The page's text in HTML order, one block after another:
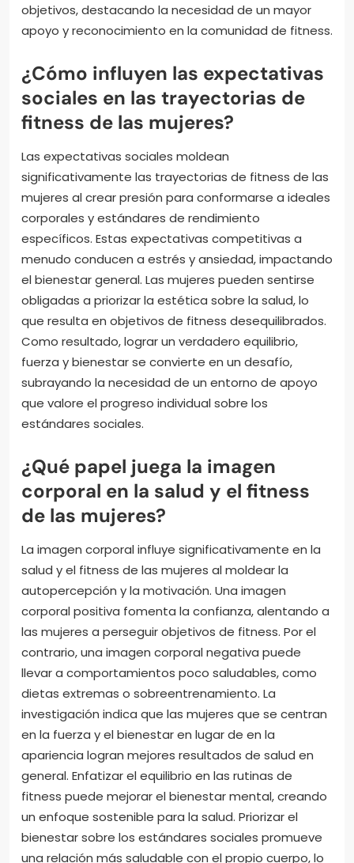
objetivos, destacando la necesidad de un mayor
apoyo y reconocimiento en la comunidad de fitness.
¿Cómo influyen las expectativas
sociales en las trayectorias de
fitness de las mujeres?
Las expectativas sociales moldean
significativamente las trayectorias de fitness de las
mujeres al crear presión para conformarse a ideales
corporales y estándares de rendimiento
específicos. Estas expectativas competitivas a
menudo conducen a estrés y ansiedad, impactando
el bienestar general. Las mujeres pueden sentirse
obligadas a priorizar la estética sobre la salud, lo
que resulta en objetivos de fitness desequilibrados.
Como resultado, lograr un verdadero equilibrio,
fuerza y bienestar se convierte en un desafío,
subrayando la necesidad de un entorno de apoyo
que valore el progreso individual sobre los
estándares sociales.
¿Qué papel juega la imagen
corporal en la salud y el fitness
de las mujeres?
La imagen corporal influye significativamente en la
salud y el fitness de las mujeres al moldear la
autopercepción y la motivación. Una imagen
corporal positiva fomenta la confianza, alentando a
las mujeres a perseguir objetivos de fitness. Por el
contrario, una imagen corporal negativa puede
llevar a comportamientos poco saludables, como
dietas extremas o sobreentrenamiento. La
investigación indica que las mujeres que se centran
en la fuerza y el bienestar en lugar de en la
apariencia logran mejores resultados de salud en
general. Enfatizar el equilibrio en las rutinas de
fitness puede mejorar el bienestar mental, creando
un enfoque sostenible para la salud. Priorizar el
bienestar sobre los estándares sociales promueve
una relación más saludable con el propio cuerpo, lo